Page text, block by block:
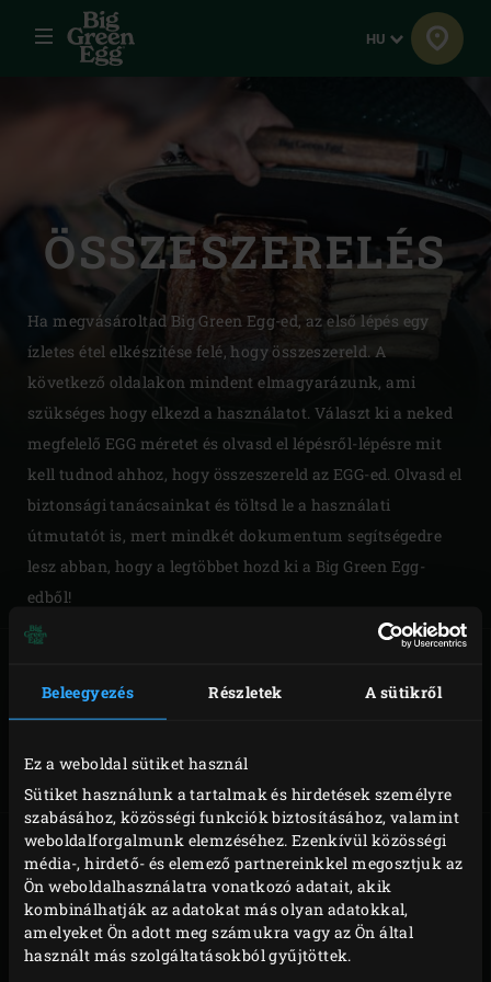
Beleegyezés Részletek A sütikről
Ez a weboldal sütiket használ
Sütiket használunk a tartalmak és hirdetések személyre
szabásához, közösségi funkciók biztosításához, valamint
weboldalforgalmunk elemzéséhez. Ezenkívül közösségi
média-, hirdető- és elemező partnereinkkel megosztjuk az
Ön weboldalhasználatra vonatkozó adatait, akik
kombinálhatják az adatokat más olyan adatokkal,
amelyeket Ön adott meg számukra vagy az Ön által
használt más szolgáltatásokból gyűjtöttek.
Menü Nyelv
HU
ÖSSZESZERE­LÉS
Ha megvásároltad Big Green Egg-ed, az első lépés egy
ízletes étel elkészítése felé, hogy összeszereld. A
következő oldalakon mindent elmagyarázunk, ami
szükséges hogy elkezd a használatot. Választ ki a neked
megfelelő EGG méretet és olvasd el lépésről-lépésre mit
kell tudnod ahhoz, hogy összeszereld az EGG-ed. Olvasd el
biztonsági tanácsainkat és töltsd le a használati
útmutatót is, mert mindkét dokumentum segítségedre
lesz abban, hogy a legtöbbet hozd ki a Big Green Egg-
edből!
MINI
SMALL
ÖSSZESZERELÉSE
MEDIUM
ÖSSZESZERELÉSE